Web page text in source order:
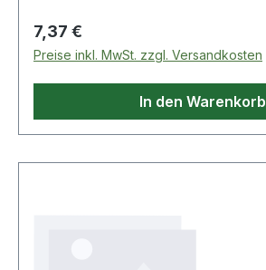
Regulärer Preis:
7,37 €
Preise inkl. MwSt. zzgl. Versandkosten
In den Warenkorb